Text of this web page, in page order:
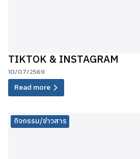
TIKTOK & INSTAGRAM
10/07/2569
Read more
กิจกรรม/ข่าวสาร